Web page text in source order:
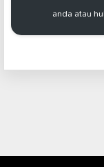
anda atau